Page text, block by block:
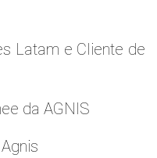
Latam e Cliente de
da AGNIS